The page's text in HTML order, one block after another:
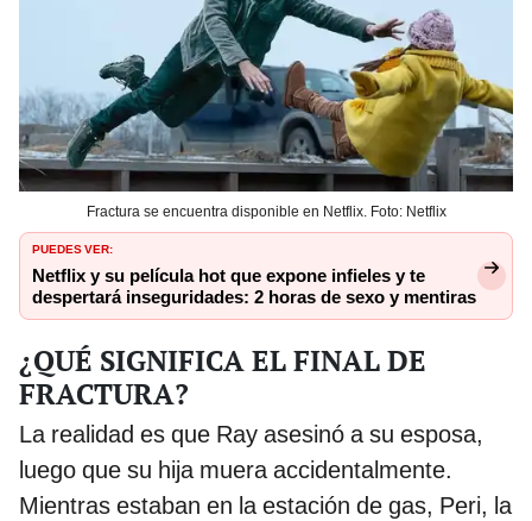
Fractura se encuentra disponible en Netflix. Foto: Netflix
PUEDES VER:
Netflix y su película hot que expone infieles y te
despertará inseguridades: 2 horas de sexo y mentiras
¿QUÉ SIGNIFICA EL FINAL DE
FRACTURA?
La realidad es que Ray asesinó a su esposa,
luego que su hija muera accidentalmente.
Mientras estaban en la estación de gas, Peri, la